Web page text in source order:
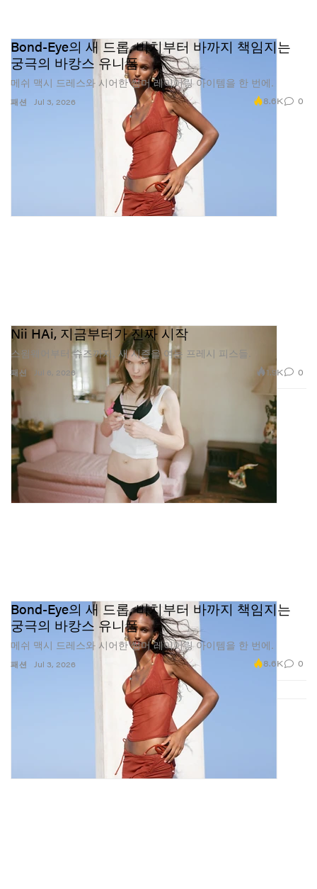
패션
Bond-Eye의 새 드롭, 비치부터 바까지 책임지는
궁극의 바캉스 유니폼
메쉬 맥시 드레스와 시어한 썸머 레이어링 아이템을 한 번에.
Jul 3, 2026 8.6K 0
패션
Nii HAi, 지금부터가 진짜 시작
스윔웨어부터 슈즈까지, 새 시즌을 여는 프레시 피스들.
Jul 6, 2026 1.9K 0
패션
Bond-Eye의 새 드롭, 비치부터 바까지 책임지는
궁극의 바캉스 유니폼
메쉬 맥시 드레스와 시어한 썸머 레이어링 아이템을 한 번에.
Jul 3, 2026 8.6K 0